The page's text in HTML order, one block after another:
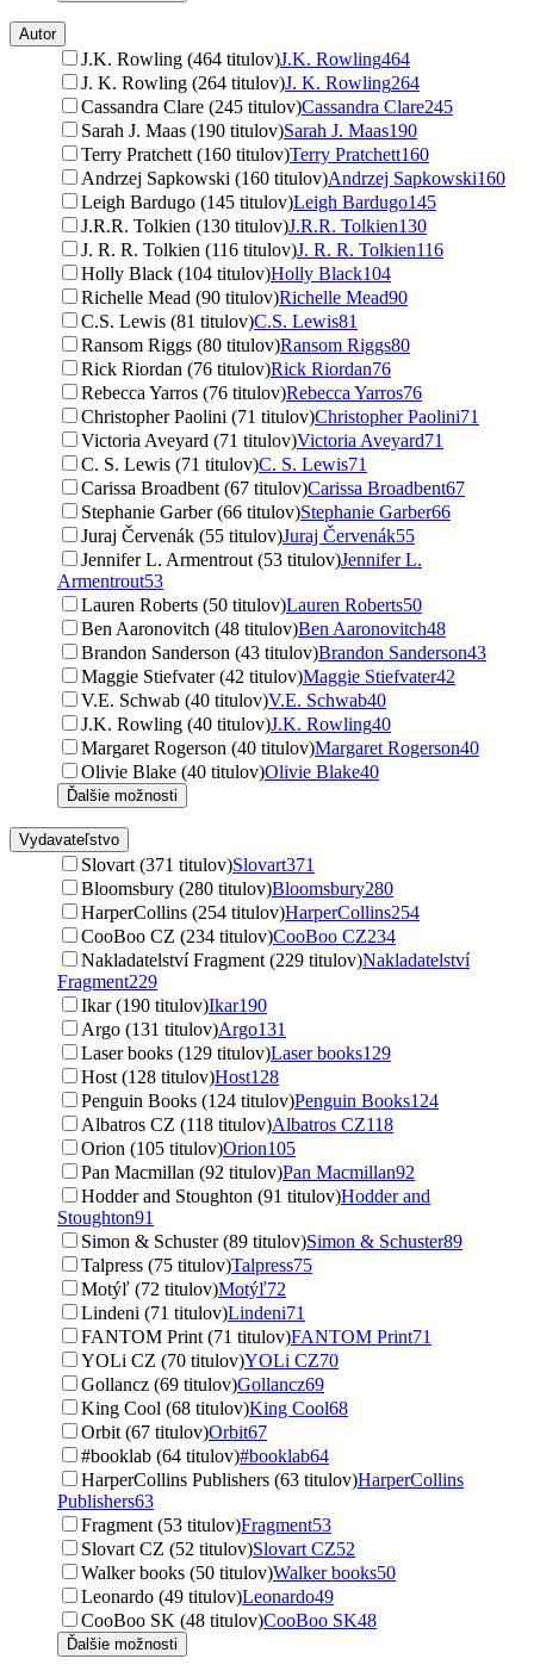
Autor
J.K. Rowling (464 titulov)J.K. Rowling464
J. K. Rowling (264 titulov)J. K. Rowling264
Cassandra Clare (245 titulov)Cassandra Clare245
Sarah J. Maas (190 titulov)Sarah J. Maas190
Terry Pratchett (160 titulov)Terry Pratchett160
Andrzej Sapkowski (160 titulov)Andrzej Sapkowski160
Leigh Bardugo (145 titulov)Leigh Bardugo145
J.R.R. Tolkien (130 titulov)J.R.R. Tolkien130
J. R. R. Tolkien (116 titulov)J. R. R. Tolkien116
Holly Black (104 titulov)Holly Black104
Richelle Mead (90 titulov)Richelle Mead90
C.S. Lewis (81 titulov)C.S. Lewis81
Ransom Riggs (80 titulov)Ransom Riggs80
Rick Riordan (76 titulov)Rick Riordan76
Rebecca Yarros (76 titulov)Rebecca Yarros76
Christopher Paolini (71 titulov)Christopher Paolini71
Victoria Aveyard (71 titulov)Victoria Aveyard71
C. S. Lewis (71 titulov)C. S. Lewis71
Carissa Broadbent (67 titulov)Carissa Broadbent67
Stephanie Garber (66 titulov)Stephanie Garber66
Juraj Červenák (55 titulov)Juraj Červenák55
Jennifer L. Armentrout (53 titulov)Jennifer L.
Armentrout53
Lauren Roberts (50 titulov)Lauren Roberts50
Ben Aaronovitch (48 titulov)Ben Aaronovitch48
Brandon Sanderson (43 titulov)Brandon Sanderson43
Maggie Stiefvater (42 titulov)Maggie Stiefvater42
V.E. Schwab (40 titulov)V.E. Schwab40
J.K. Rowling (40 titulov)J.K. Rowling40
Margaret Rogerson (40 titulov)Margaret Rogerson40
Olivie Blake (40 titulov)Olivie Blake40
Ďalšie možnosti
Vydavateľstvo
Slovart (371 titulov)Slovart371
Bloomsbury (280 titulov)Bloomsbury280
HarperCollins (254 titulov)HarperCollins254
CooBoo CZ (234 titulov)CooBoo CZ234
Nakladatelství Fragment (229 titulov)Nakladatelství
Fragment229
Ikar (190 titulov)Ikar190
Argo (131 titulov)Argo131
Laser books (129 titulov)Laser books129
Host (128 titulov)Host128
Penguin Books (124 titulov)Penguin Books124
Albatros CZ (118 titulov)Albatros CZ118
Orion (105 titulov)Orion105
Pan Macmillan (92 titulov)Pan Macmillan92
Hodder and Stoughton (91 titulov)Hodder and
Stoughton91
Simon & Schuster (89 titulov)Simon & Schuster89
Talpress (75 titulov)Talpress75
Motýľ (72 titulov)Motýľ72
Lindeni (71 titulov)Lindeni71
FANTOM Print (71 titulov)FANTOM Print71
YOLi CZ (70 titulov)YOLi CZ70
Gollancz (69 titulov)Gollancz69
King Cool (68 titulov)King Cool68
Orbit (67 titulov)Orbit67
#booklab (64 titulov)#booklab64
HarperCollins Publishers (63 titulov)HarperCollins
Publishers63
Fragment (53 titulov)Fragment53
Slovart CZ (52 titulov)Slovart CZ52
Walker books (50 titulov)Walker books50
Leonardo (49 titulov)Leonardo49
CooBoo SK (48 titulov)CooBoo SK48
Ďalšie možnosti